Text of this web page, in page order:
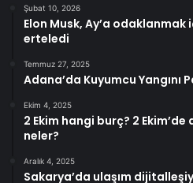
Şubat 10, 2026
Elon Musk, Ay’a odaklanmak
erteledi
Temmuz 27, 2025
Adana’da Kuyumcu Yangını
Ekim 4, 2025
2 Ekim hangi burç? 2
neler?
Aralık 4, 2025
Sakarya’da ulaşım